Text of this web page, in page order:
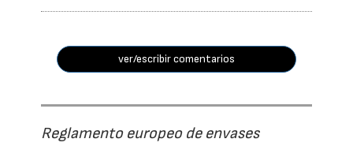
ver/escribir comentarios
Reglamento europeo de envases